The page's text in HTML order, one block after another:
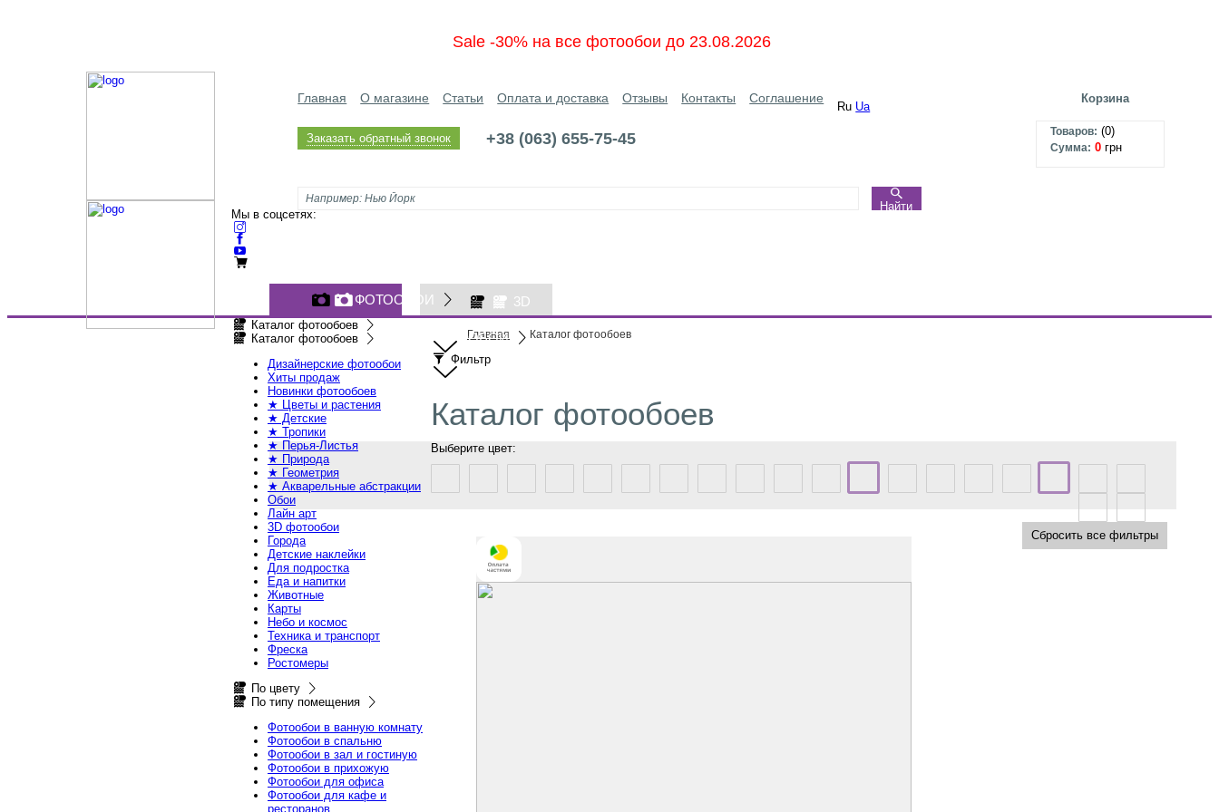
Sale -30% на все фотообои до 23.08.2026
Главная О магазине Статьи Оплата и доставка Отзывы Контакты Соглашение
Ru Ua
Заказать обратный звонок +38 (063) 655-75-45
Найти
Корзина
Товаров: (0)
Сумма: 0 грн
Мы в соцсетях:
ФОТООБОИ 3D
ОБОИ
Каталог фотообоев
Каталог фотообоев
Дизайнерские фотообои
Хиты продаж
Новинки фотообоев
★ Цветы и растения
★ Детские
★ Тропики
★ Перья-Листья
★ Природа
★ Геометрия
★ Акварельные абстракции
Обои
Лайн арт
3D фотообои
Города
Детские наклейки
Для подростка
Еда и напитки
Животные
Карты
Небо и космос
Техника и транспорт
Фреска
Ростомеры
По цвету
По типу помещения
Фотообои в ванную комнату
Фотообои в спальню
Фотообои в зал и гостиную
Фотообои в прихожую
Фотообои для офиса
Фотообои для кафе и
ресторанов
Главная Каталог фотообоев
Фильтр
Каталог фотообоев
Выберите цвет:
Сбросить все фильтры